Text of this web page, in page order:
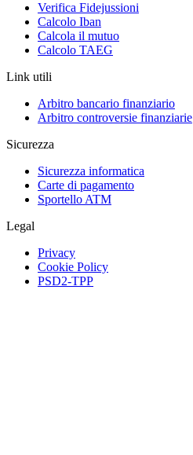
Verifica Fidejussioni
Calcolo Iban
Calcola il mutuo
Calcolo TAEG
Link utili
Arbitro bancario finanziario
Arbitro controversie finanziarie
Sicurezza
Sicurezza informatica
Carte di pagamento
Sportello ATM
Legal
Privacy
Cookie Policy
PSD2-TPP